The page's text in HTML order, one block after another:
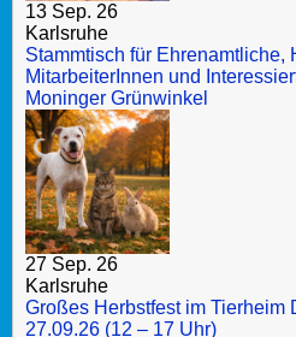
13 Sep. 26
Karlsruhe
Stammtisch für Ehrenamtliche,
MitarbeiterInnen und
Moninger Grünwinkel
27 Sep. 26
Karlsruhe
Großes Herbstfest im Tierheim
27.09.26 (12 – 17 Uhr)